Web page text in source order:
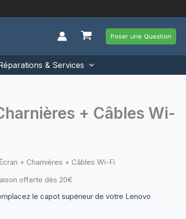
Poser une Question
& Services
+ Câbles Wi-
+ Charnières + Câbles Wi-Fi
offerte dès 20€
le capot supérieur de votre Lenovo